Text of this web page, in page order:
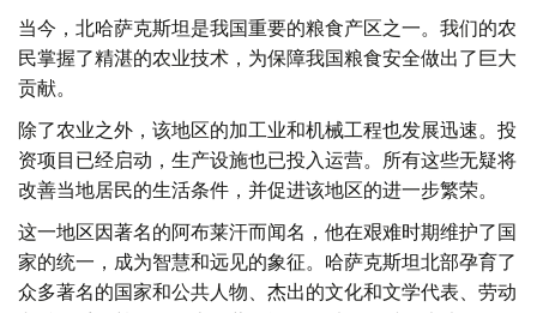
当今，北哈萨克斯坦是我国重要的粮食产区之一。我们的农
民掌握了精湛的农业技术，为保障我国粮食安全做出了巨大
贡献。
除了农业之外，该地区的加工业和机械工程也发展迅速。投
资项目已经启动，生产设施也已投入运营。所有这些无疑将
改善当地居民的生活条件，并促进该地区的进一步繁荣。
这一地区因著名的阿布莱汗而闻名，他在艰难时期维护了国
家的统一，成为智慧和远见的象征。哈萨克斯坦北部孕育了
众多著名的国家和公共人物、杰出的文化和文学代表、劳动